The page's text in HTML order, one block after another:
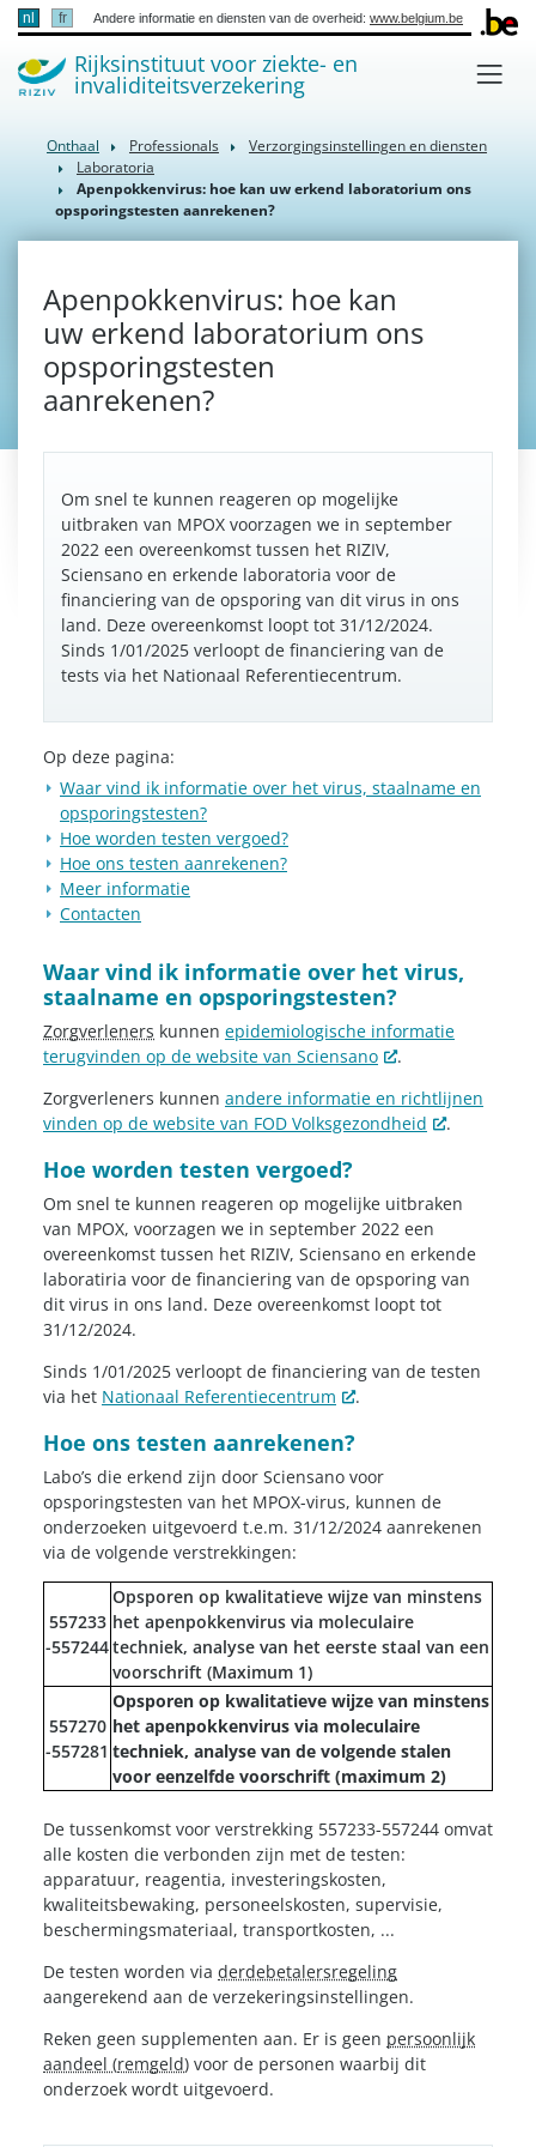
nl fr Andere informatie en diensten van de overheid: www.belgium.be
Rijksinstituut voor ziekte- en
invaliditeitsverzekering
Onthaal Professionals
Verzorgingsinstellingen en diensten
Laboratoria
Apenpokkenvirus: hoe kan uw erkend laboratorium ons
opsporingstesten aanrekenen?
Apenpokkenvirus: hoe kan
uw erkend laboratorium ons
opsporingstesten
aanrekenen?
Om snel te kunnen reageren op mogelijke
uitbraken van MPOX voorzagen we in september
2022 een overeenkomst tussen het RIZIV,
Sciensano en erkende laboratoria voor de
financiering van de opsporing van dit virus in ons
land. Deze overeenkomst loopt tot 31/12/2024.
Sinds 1/01/2025 verloopt de financiering van de
tests via het Nationaal Referentiecentrum.
Op deze pagina:
Waar vind ik informatie over het virus, staalname en
opsporingstesten?
Hoe worden testen vergoed?
Hoe ons testen aanrekenen?
Meer informatie
Contacten
Waar vind ik informatie over het virus,
staalname en opsporingstesten?
Zorgverleners kunnen epidemiologische informatie
terugvinden op de website van Sciensano
.
Zorgverleners kunnen andere informatie en richtlijnen
vinden op de website van FOD Volksgezondheid
.
Hoe worden testen vergoed?
Om snel te kunnen reageren op mogelijke uitbraken
van MPOX, voorzagen we in september 2022 een
overeenkomst tussen het RIZIV, Sciensano en erkende
laboratiria voor de financiering van de opsporing van
dit virus in ons land. Deze overeenkomst loopt tot
31/12/2024.
Sinds 1/01/2025 verloopt de financiering van de testen
via het Nationaal Referentiecentrum .
Hoe ons testen aanrekenen?
Labo’s die erkend zijn door Sciensano voor
opsporingstesten van het MPOX-virus, kunnen de
onderzoeken uitgevoerd t.e.m. 31/12/2024 aanrekenen
via de volgende verstrekkingen:
557233
-557244​
Opsporen op kwalitatieve wijze van minstens
het apenpokkenvirus via moleculaire
techniek, analyse van het eerste staal van een
voorschrift ​(Maximum 1)
557270
-557281​
Opsporen op kwalitatieve wijze van minstens
het apenpokkenvirus via moleculaire
techniek, analyse van de volgende stalen
voor eenzelfde voorschrift (maximum 2)
De tussenkomst voor verstrekking 557233-557244 omvat
alle kosten die verbonden zijn met de testen:
apparatuur, reagentia, investeringskosten,
kwaliteitsbewaking, personeelskosten, supervisie,
beschermingsmateriaal, transportkosten, ...
De testen worden via derdebetalersregeling
aangerekend aan de verzekeringsinstellingen.
Reken geen supplementen aan. Er is geen persoonlijk
aandeel (remgeld) voor de personen waarbij dit
onderzoek wordt uitgevoerd.